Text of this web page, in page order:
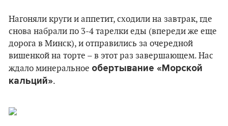
Нагоняли круги и аппетит, сходили на завтрак, где
снова набрали по 3-4 тарелки еды (впереди же еще
дорога в Минск), и отправились за очередной
вишенкой на торте – в этот раз завершающем. Нас
ждало минеральное обертывание «Морской
кальций».